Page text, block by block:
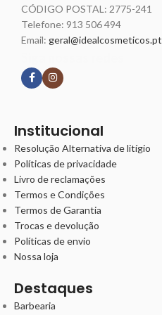
CÓDIGO POSTAL: 2775-241
Telefone: 913 506 494
Email: geral@idealcosmeticos.pt
Institucional
Resolução Alternativa de litígio
Políticas de privacidade
Livro de reclamações
Termos e Condições
Termos de Garantia
Trocas e devolução
Políticas de envio
Nossa loja
Destaques
Barbearia